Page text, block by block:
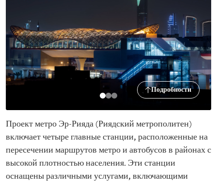
Подробности
Проект метро Эр-Рияда (Риядский метрополитен)
включает четыре главные станции, расположенные на
пересечении маршрутов метро и автобусов в районах с
высокой плотностью населения. Эти станции
оснащены различными услугами, включающими